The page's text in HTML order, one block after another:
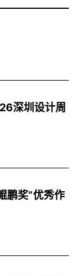
深圳设计周
鹏奖”优秀作